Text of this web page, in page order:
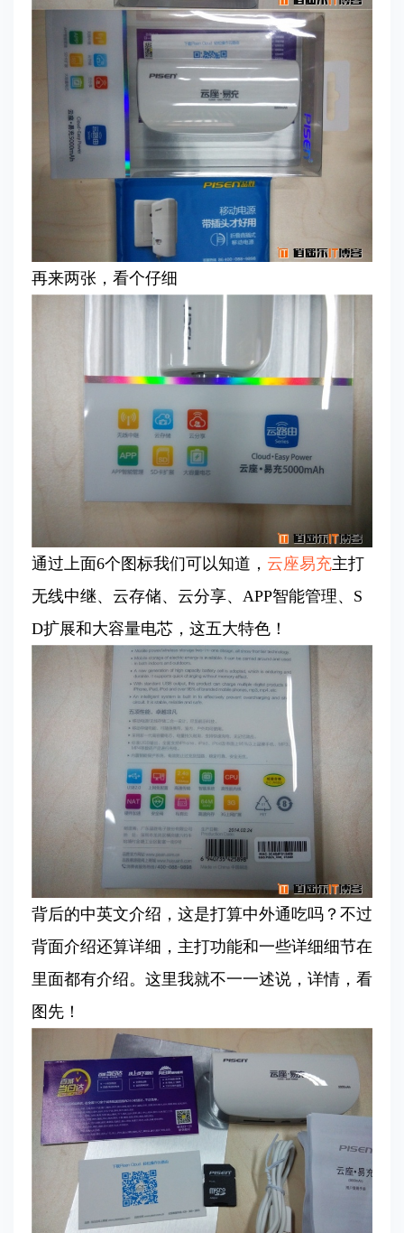
再来两张，看个仔细
通过上面6个图标我们可以知道， 云座易充主打
无线中继、云存储、云分享、APP智能管理、S
D扩展和大容量电芯，这五大特色！
背后的中英文介绍，这是打算中外通吃吗？不过
背面介绍还算详细，主打功能和一些详细细节在
里面都有介绍。这里我就不一一述说，详情，看
图先！